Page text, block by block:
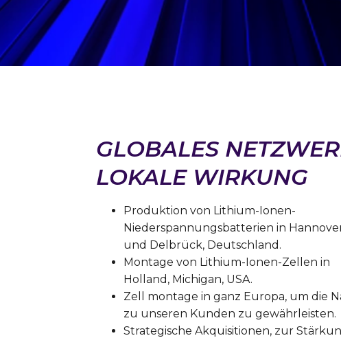
GLOBALES
LOKALE WIRKUNG
Produktion von Lithium-Ionen-
Niederspannungsbatterien in
und Delbrück, Deutschland.
Montage von Lithium-Ionen-Zellen in
Holland, Michigan, USA.
Zell montage in ganz Europa, um die
zu unseren Kunden zu gewährleisten.
Strategische Akquisitionen, zur